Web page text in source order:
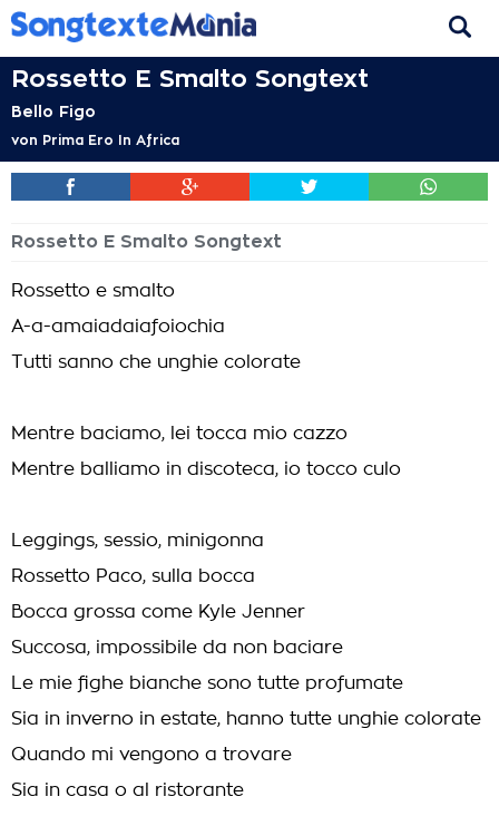
Rossetto E Smalto Songtext
Bello Figo
von Prima Ero In Africa
Rossetto E Smalto Songtext
Rossetto e smalto
A-a-amaiadaiafoiochia
Tutti sanno che unghie colorate
Mentre baciamo, lei tocca mio cazzo
Mentre balliamo in discoteca, io tocco culo
Leggings, sessio, minigonna
Rossetto Paco, sulla bocca
Bocca grossa come Kyle Jenner
Succosa, impossibile da non baciare
Le mie fighe bianche sono tutte profumate
Sia in inverno in estate, hanno tutte unghie colorate
Quando mi vengono a trovare
Sia in casa o al ristorante